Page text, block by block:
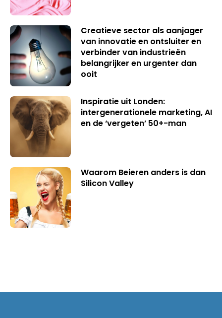
Creatieve sector als aanjager
van innovatie en ontsluiter en
verbinder van industrieën
belangrijker en urgenter dan
ooit
Inspiratie uit Londen:
intergenerationele marketing, AI
en de ‘vergeten’ 50+-man
Waarom Beieren anders is dan
Silicon Valley